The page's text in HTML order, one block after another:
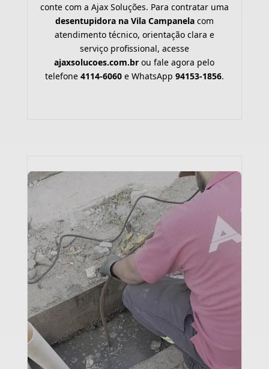
conte com a Ajax Soluções. Para contratar uma
desentupidora na Vila Campanelacom
atendimento técnico, orientação clara e
serviço profissional, acesse
ajaxsolucoes.com.br ou fale agora pelo
telefone 4114-6060e WhatsApp 94153-1856.